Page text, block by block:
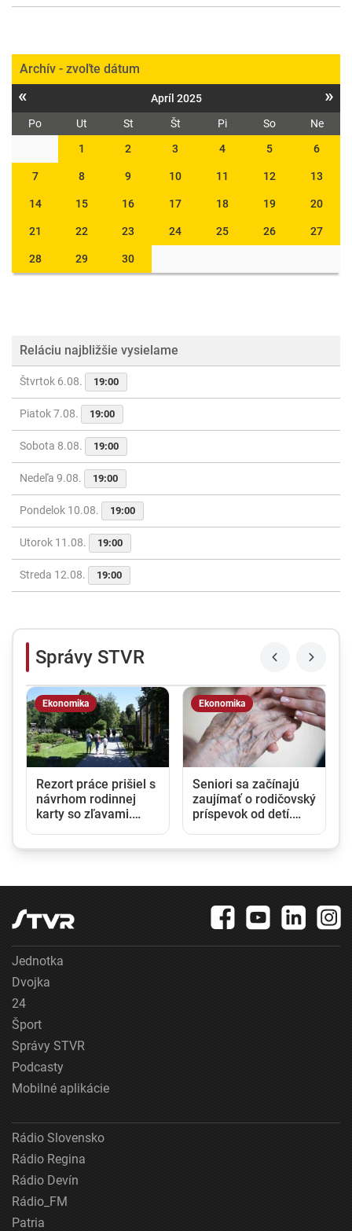
Archív - zvoľte dátum
« Apríl 2025 »
Po Ut St Št Pi So
Ne
1
2 3 4 5 6
7 8 9 10 11 12 13
14 15 16 17 18 19 20
21 22 23 24 25 26 27
28 29 30
Reláciu najbližšie vysielame
Štvrtok 6.08. 19:00
Piatok 7.08. 19:00
Sobota 8.08. 19:00
Nedeľa 9.08. 19:00
Pondelok 10.08. 19:00
Utorok 11.08. 19:00
Streda 12.08. 19:00
Správy STVR
Ekonomika
Rezort práce prišiel s
návrhom rodinnej
karty so zľavami.
Ekonomika
Seniori sa začínajú
zaujímať o rodičovský
príspevok od detí.
Jednotka
Dvojka
24
Šport
Správy STVR
Podcasty
Mobilné aplikácie
Rádio Slovensko
Rádio Regina
Rádio Devín
Rádio_FM
Patria